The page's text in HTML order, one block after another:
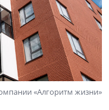
«Алгоритм жизни»